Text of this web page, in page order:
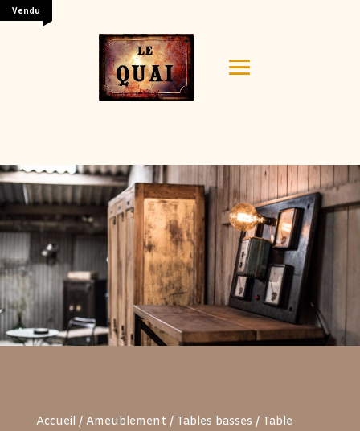
Vendu
Your content goes here. Edit or remove this text inline
or in the module Content settings. You can also style
every aspect of this content in the module Design
settings and even apply custom CSS to this text in the
module Advanced settings.
Accueil / Ameublement / Tables basses / Table